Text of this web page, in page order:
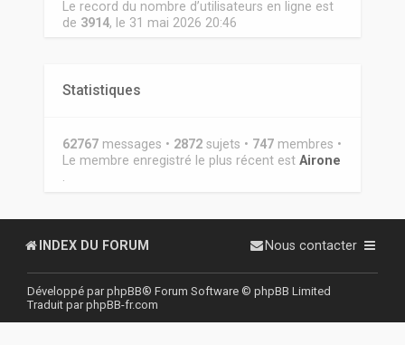
Le record du nombre d’utilisateurs en ligne est
de 3914, le 31 mai 2026 20:46
Statistiques
62767messages • 2872sujets • 747membres •
Le membre enregistré le plus récent est Airone
.
INDEX DU FORUM Nous contacter
Développé parphpBB® Forum Software © phpBB Limited
Traduit parphpBB-fr.com